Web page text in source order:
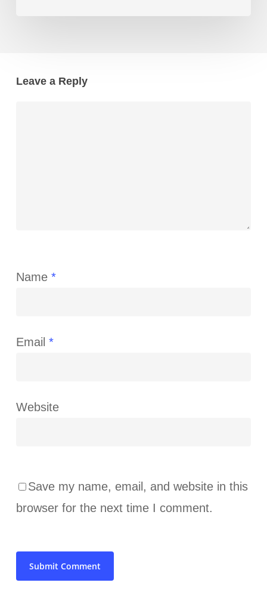
Leave a Reply
Name *
Email *
Website
Save my name, email, and website in this
browser for the next time I comment.